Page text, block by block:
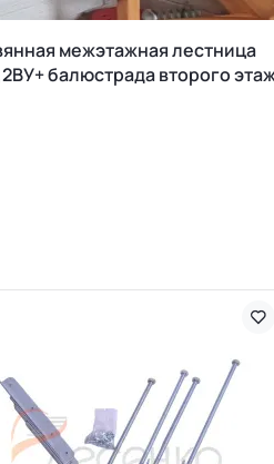
межэтажная лестница
балюстрада второго